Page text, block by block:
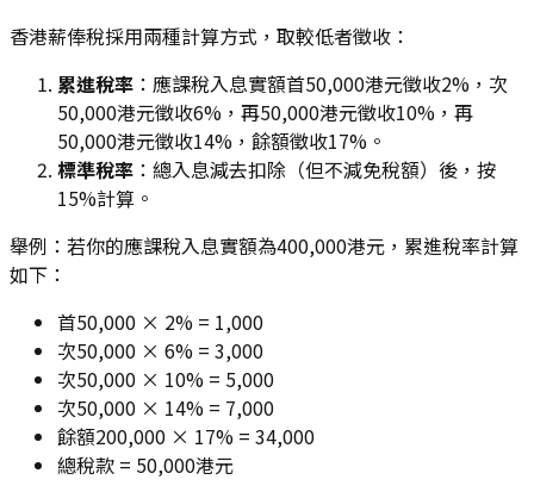
香港薪俸稅採用兩種計算方式，取較低者徵收：
累進稅率 ：應課稅入息實額首50,000港元徵收2%，次
50,000港元徵收6%，再50,000港元徵收10%，再
50,000港元徵收14%，餘額徵收17%。
標準稅率 ：總入息減去扣除（但不減免稅額）後，按
15%計算。
舉例：若你的應課稅入息實額為400,000港元，累進稅率計算
如下：
首50,000 × 2% = 1,000
次50,000 × 6% = 3,000
次50,000 × 10% = 5,000
次50,000 × 14% = 7,000
餘額200,000 × 17% = 34,000
總稅款 = 50,000港元